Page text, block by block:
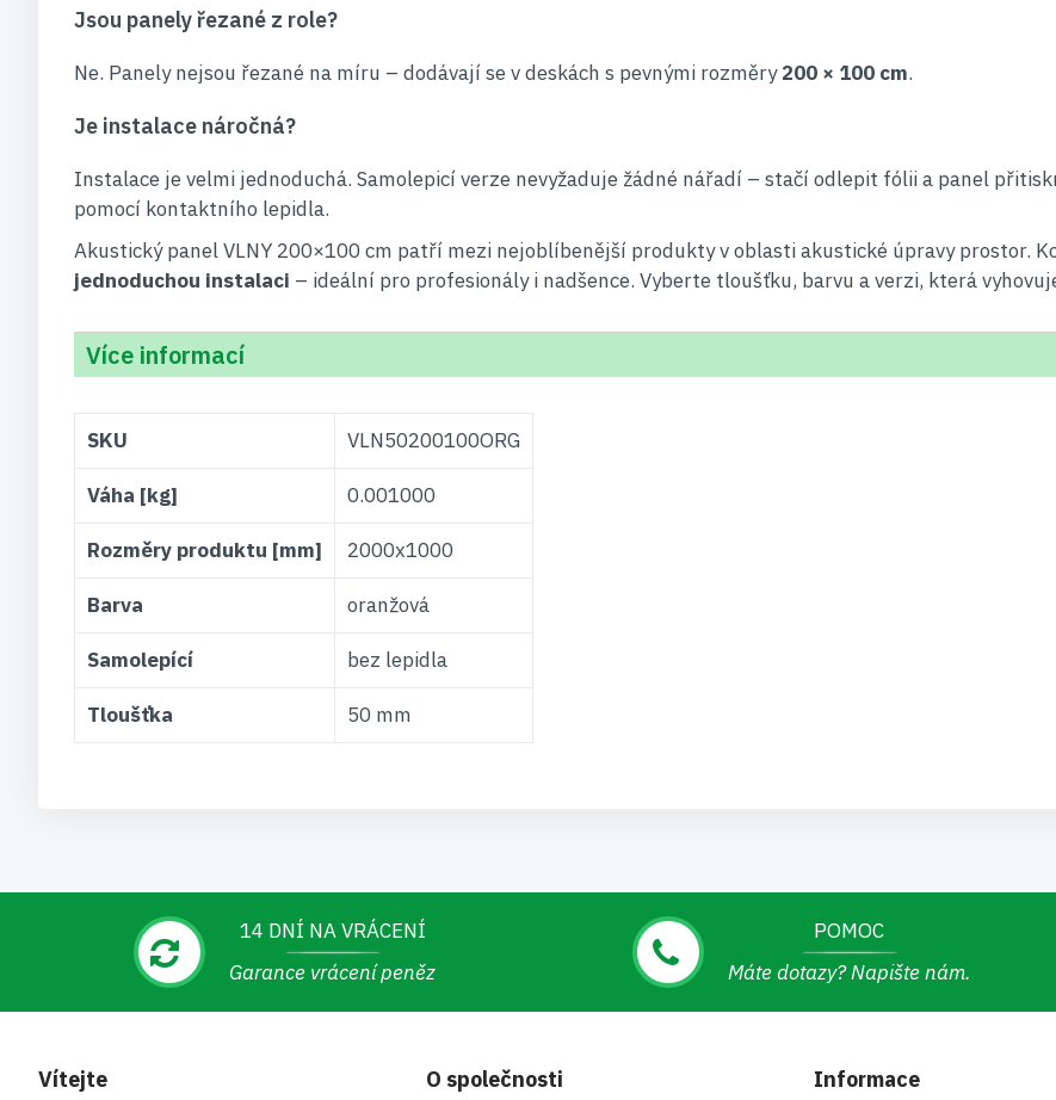
Jsou panely řezané z role?
Ne. Panely nejsou řezané na míru – dodávají se v deskách s pevnými rozměry200 × 100 cm.
Je instalace náročná?
Instalace je velmi jednoduchá. Samolepicí verze nevyžaduje žádné nářadí – stačí odlepit fólii a panel
pomocí kontaktního lepidla.
Akustický panel VLNY 200×100 cm patří mezi nejoblíbenější produkty v oblasti akustické úpravy prostor.
jednoduchou instalaci – ideální pro profesionály i nadšence. Vyberte tloušťku, barvu a verzi, která
Více informací
informací
SKU VLN50200100ORG
Váha [kg] 0.001000
Rozměry produktu [mm] 2000x1000
Barva oranžová
Samolepící bez lepidla
Tloušťka 50 mm
14 DNÍ NA VRÁCENÍ
Garance vrácení peněz
POMOC
Máte dotazy? Napište nám.
Vítejte O společnosti Informace